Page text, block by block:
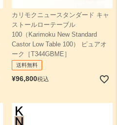
カリモクニュースタンダード キャ
ストールローテーブル
100（Karimoku New Standard
Castor Low Table 100） ピュアオ
ーク［T344GBME］
送料無料
¥96,800税込